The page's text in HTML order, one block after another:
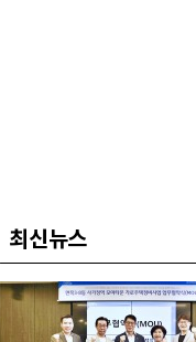
최신뉴스